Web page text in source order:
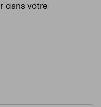
dans votre